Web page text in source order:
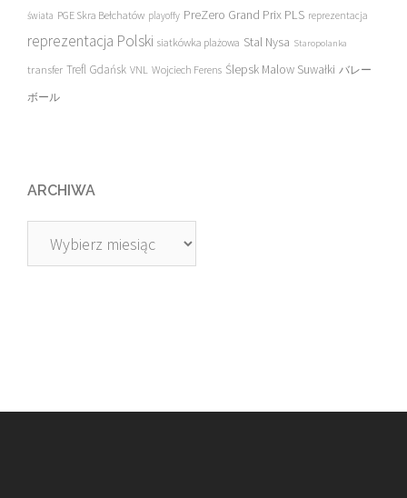
świata PGE Skra Bełchatów playoffy PreZero Grand Prix PLS reprezentacja
reprezentacja Polski siatkówka plażowa Stal Nysa Staropolanka
transfer Trefl Gdańsk VNL Wojciech Ferens Ślepsk Malow Suwałki バレー
ボール
ARCHIWA
Archiwa